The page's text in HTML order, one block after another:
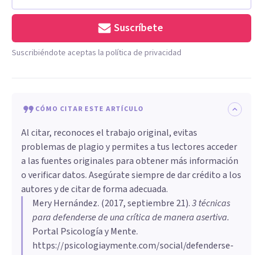
Suscríbete
Suscribiéndote aceptas la política de privacidad
CÓMO CITAR ESTE ARTÍCULO
Al citar, reconoces el trabajo original, evitas
problemas de plagio y permites a tus lectores acceder
a las fuentes originales para obtener más información
o verificar datos. Asegúrate siempre de dar crédito a los
autores y de citar de forma adecuada.
Mery Hernández. (2017, septiembre 21).3 técnicas
para defenderse de una crítica de manera asertiva.
Portal Psicología y Mente.
https://psicologiaymente.com/social/defenderse-